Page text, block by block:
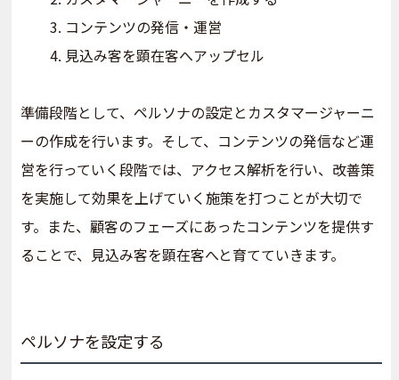
コンテンツの発信・運営
見込み客を顕在客へアップセル
準備段階として、ペルソナの設定とカスタマージャーニ
ーの作成を行います。そして、コンテンツの発信など運
営を行っていく段階では、アクセス解析を行い、改善策
を実施して効果を上げていく施策を打つことが大切で
す。また、顧客のフェーズにあったコンテンツを提供す
ることで、見込み客を顕在客へと育てていきます。
ペルソナを設定する